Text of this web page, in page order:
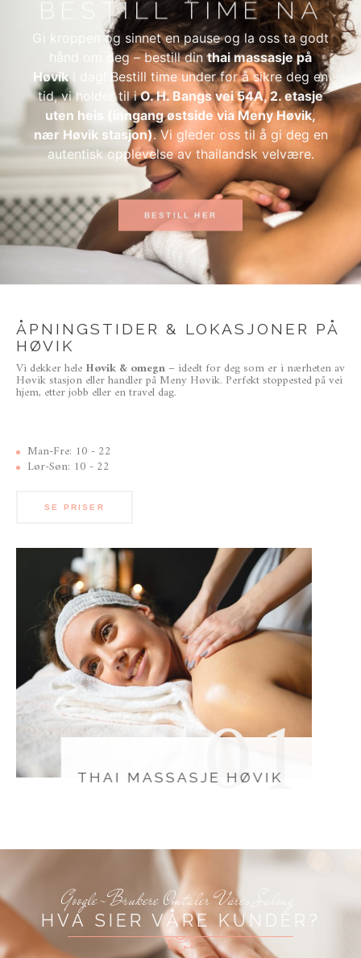
BESTILL TIME NÅ
Gi kroppen og sinnet en pause og la oss ta godt
hånd om deg – bestill dinthai massasje på
Høviki dag! Bestill time under for å sikre deg en
tid, vi holder til iO. H. Bangs vei 54A, 2. etasje
uten heis (inngang østside via Meny Høvik,
nær Høvik stasjon). Vi gleder oss til å gi deg en
autentisk opplevelse av thailandsk velvære.
BESTILL HER
ÅPNINGSTIDER & LOKASJONER PÅ
HØVIK
Vi dekker hele Høvik & omegn – ideelt for deg som er i nærheten av
Høvik stasjon eller handler på Meny Høvik. Perfekt stoppested på vei
hjem, etter jobb eller en travel dag.
Man-Fre: 10 - 22
Lør-Søn: 10 - 22
SE PRISER
01
THAI MASSASJE HØVIK​
Google-Brukere Omtaler Våres Salong:
HVA SIER VÅRE KUNDER?